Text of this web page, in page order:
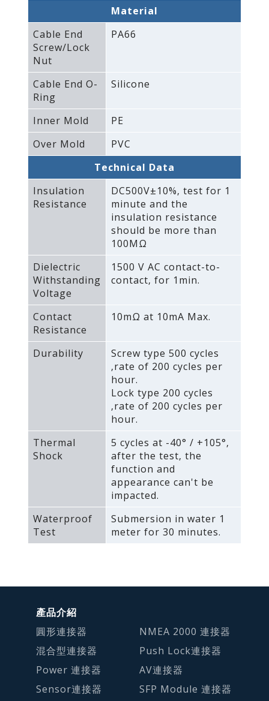
Material
Cable End
Screw/Lock
Nut
PA66
Cable End O-
Ring
Silicone
Inner Mold
PE
Over Mold
PVC
Technical Data
Insulation
Resistance
DC500V±10%‚ test for 1
minute and the
insulation resistance
should be more than
100MΩ
Dielectric
Withstanding
Voltage
1500 V AC contact-to-
contact‚ for 1min.
Contact
Resistance
10mΩ at 10mA Max.
Durability
Screw type 500 cycles
‚rate of 200 cycles per
hour.
Lock type 200 cycles
‚rate of 200 cycles per
hour.
Thermal
Shock
5 cycles at -40° / +105°‚
after the test‚ the
function and
appearance can't be
impacted.
Waterproof
Test
Submersion in water 1
meter for 30 minutes.
產品介紹
圓形連接器
混合型連接器
Power 連接器
Sensor連接器
NMEA 2000 連接器
Push Lock連接器
AV連接器
SFP Module 連接器